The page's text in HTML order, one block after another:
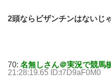
2頭ならビザンチンはないじ
70: 名無しさん＠実況で競馬
21:28:19.65 ID:t7D9aF0M0